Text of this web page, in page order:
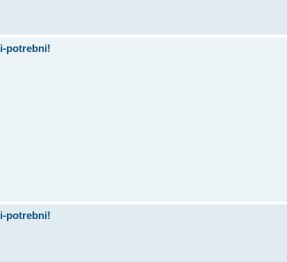
potrebni!
potrebni!